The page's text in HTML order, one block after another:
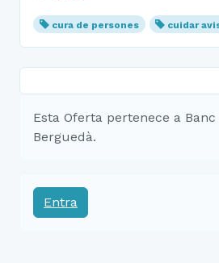
cura de persones cuidar
Esta Oferta pertenece a
Berguedà.
Entra